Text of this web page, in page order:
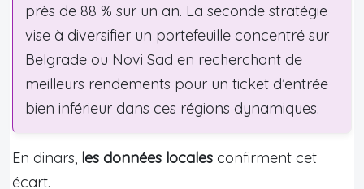
près de 88 % sur un an. La seconde stratégie
vise à diversifier un portefeuille concentré sur
Belgrade ou Novi Sad en recherchant de
meilleurs rendements pour un ticket d’entrée
bien inférieur dans ces régions dynamiques.
En dinars, les données locales confirment cet
écart.